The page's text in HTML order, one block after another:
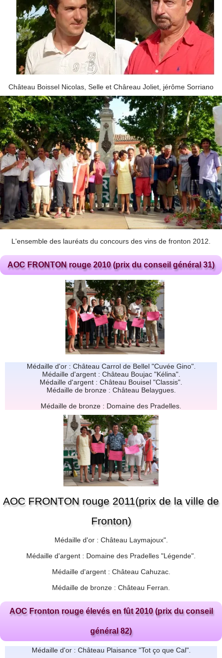
Château Boissel Nicolas, Selle et Châreau Joliet, jérôme Sorriano
L'ensemble des lauréats du concours des vins de fronton 2012.
AOC FRONTON rouge 2010 (prix du conseil général 31)
Médaille d'or : Château Carrol de Bellel "Cuvée Gino".
Médaille d'argent : Château Boujac "Kélina".
Médaille d'argent : Château Bouisel "Classis".
Médaille de bronze : Château Belaygues.
Médaille de bronze : Domaine des Pradelles.
AOC FRONTON rouge 2011(prix de la ville de
Fronton)
Médaille d'or : Château Laymajoux".
Médaille d'argent : Domaine des Pradelles "Légende".
Médaille d'argent : Château Cahuzac.
Médaille de bronze : Château Ferran.
AOC Fronton rouge élevés en fût 2010 (prix du conseil
général 82)
Médaille d'or : Château Plaisance "Tot ço que Cal".